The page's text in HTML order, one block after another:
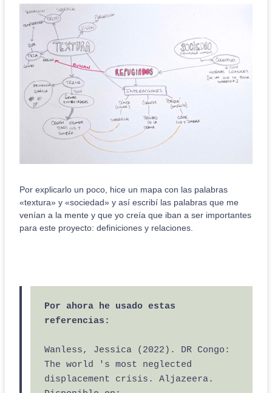
Por explicarlo un poco, hice un mapa con las palabras
«textura» y «sociedad» y así escribí las palabras que me
venían a la mente y que yo creía que iban a ser importantes
para este proyecto: definiciones y relaciones.
Por ahora he usado estas
referencias:
Wanless, Jessica (2022). DR Congo:
The world 's most neglected
displacement crisis. Aljazeera.